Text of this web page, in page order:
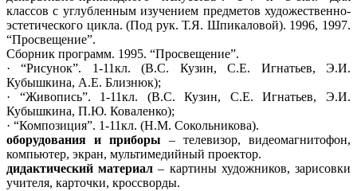
классов с углубленным изучением предметов художественно-
эстетического цикла. (Под рук. Т.Я. Шпикаловой). 1996, 1997.
“Просвещение”.
Сборник программ. 1995. “Просвещение”.
· “Рисунок”. 1-11кл. (В.С. Кузин, С.Е. Игнатьев, Э.И.
Кубышкина, А.Е. Близнюк);
· “Живопись”. 1-11кл. (В.С. Кузин, С.Е. Игнатьев, Э.И.
Кубышкина, П.Ю. Коваленко);
· “Композиция”. 1-11кл. (Н.М. Сокольникова).
оборудования и приборы – телевизор, видеомагнитофон,
компьютер, экран, мультимедийный проектор.
дидактический материал – картины художников, зарисовки
учителя, карточки, кроссворды.